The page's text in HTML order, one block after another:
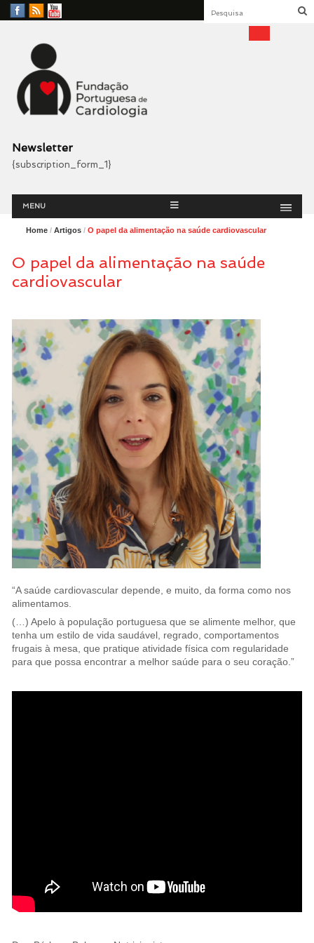
Facebook
RSS
YouTube
Fundação Portuguesa
Cardiologia
Newsletter
{subscription_form_1}
Menu
MENU
Home/ Artigos/ O papel da alimentação na saúde cardiovascular
O papel da alimentação na saúde
cardiovascular
“A saúde cardiovascular depende, e muito, da forma como nos
alimentamos.
(…) Apelo à população portuguesa que se alimente melhor, que
tenha um estilo de vida saudável, regrado, comportamentos
frugais à mesa, que pratique atividade física com regularidade
para que possa encontrar a melhor saúde para o seu coração.”